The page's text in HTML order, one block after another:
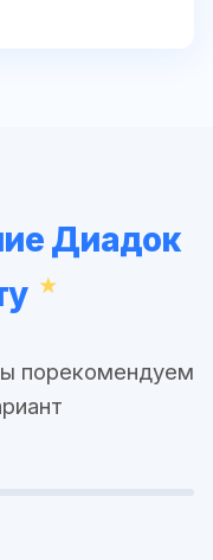
Диадок
порекомендуем